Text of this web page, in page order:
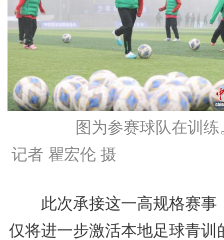
图为参赛球队在训
记者 瞿宏伦 摄
此次承接这一高规格赛事
仅将进一步激活本地足球青训